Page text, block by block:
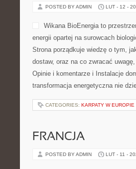
POSTED BY ADMIN LUT - 12 -
Wikana BioEnergia to
energii opartej na surowcach
Strona porządkuje wiedzę o tym,
dostaw, oraz na co zwracać
Opinie i komentarze i Instalacje
transformacja energetyczna nie
CATEGORIES: KARPATY W EUROPIE
FRANCJA
POSTED BY ADMIN LUT - 11 -